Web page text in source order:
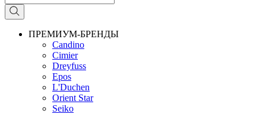
ПРЕМИУМ-БРЕНДЫ
Candino
Cimier
Dreyfuss
Epos
L'Duchen
Orient Star
Seiko